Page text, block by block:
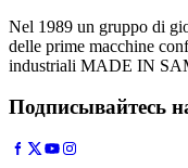
Nel 1989 un gruppo di
delle prime macchine
industriali MADE IN
Подписывайтесь